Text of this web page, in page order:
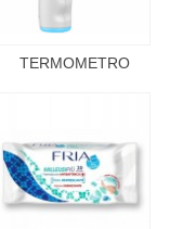
TERMOMETRO